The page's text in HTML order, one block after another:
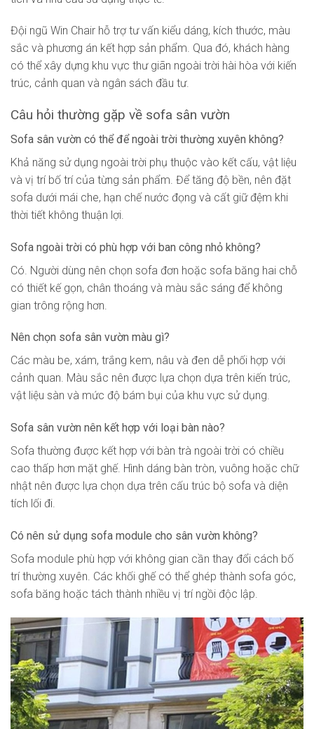
Đội ngũ Win Chair hỗ trợ tư vấn kiểu dáng, kích thước, màu
sắc và phương án kết hợp sản phẩm. Qua đó, khách hàng
có thể xây dựng khu vực thư giãn ngoài trời hài hòa với kiến
trúc, cảnh quan và ngân sách đầu tư.
Câu hỏi thường gặp về sofa sân vườn
Sofa sân vườn có thể để ngoài trời thường xuyên không?
Khả năng sử dụng ngoài trời phụ thuộc vào kết cấu, vật liệu
và vị trí bố trí của từng sản phẩm. Để tăng độ bền, nên đặt
sofa dưới mái che, hạn chế nước đọng và cất giữ đệm khi
thời tiết không thuận lợi.
Sofa ngoài trời có phù hợp với ban công nhỏ không?
Có. Người dùng nên chọn sofa đơn hoặc sofa băng hai chỗ
có thiết kế gọn, chân thoáng và màu sắc sáng để không
gian trông rộng hơn.
Nên chọn sofa sân vườn màu gì?
Các màu be, xám, trắng kem, nâu và đen dễ phối hợp với
cảnh quan. Màu sắc nên được lựa chọn dựa trên kiến trúc,
vật liệu sàn và mức độ bám bụi của khu vực sử dụng.
Sofa sân vườn nên kết hợp với loại bàn nào?
Sofa thường được kết hợp với bàn trà ngoài trời có chiều
cao thấp hơn mặt ghế. Hình dáng bàn tròn, vuông hoặc chữ
nhật nên được lựa chọn dựa trên cấu trúc bộ sofa và diện
tích lối đi.
Có nên sử dụng sofa module cho sân vườn không?
Sofa module phù hợp với không gian cần thay đổi cách bố
trí thường xuyên. Các khối ghế có thể ghép thành sofa góc,
sofa băng hoặc tách thành nhiều vị trí ngồi độc lập.